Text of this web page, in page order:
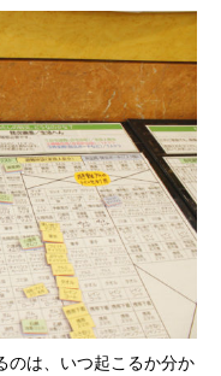
のは、いつ起こるか分か